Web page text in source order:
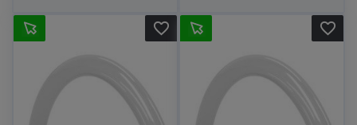
favorite_border favorite_border